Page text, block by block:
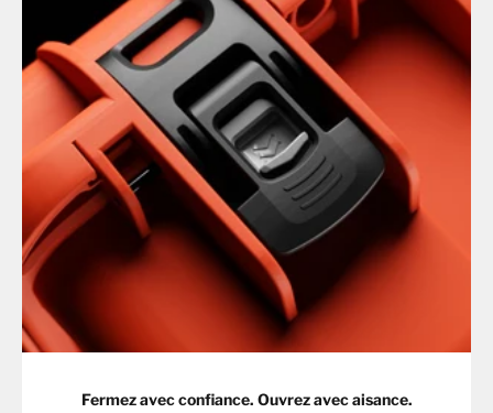
Fermez avec confiance. Ouvrez avec aisance.